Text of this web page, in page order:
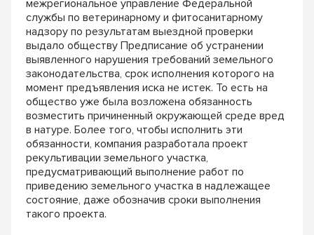
межрегиональное управление Федеральной
службы по ветеринарному и фитосанитарному
надзору по результатам выездной проверки
выдало обществу Предписание об устранении
выявленного нарушения требований земельного
законодательства, срок исполнения которого на
момент предъявления иска не истек. То есть на
общество уже была возложена обязанность
возместить причиненный окружающей среде вред
в натуре. Более того, чтобы исполнить эти
обязанности, компания разработала проект
рекультивации земельного участка,
предусматривающий выполнение работ по
приведению земельного участка в надлежащее
состояние, даже обозначив сроки выполнения
такого проекта.